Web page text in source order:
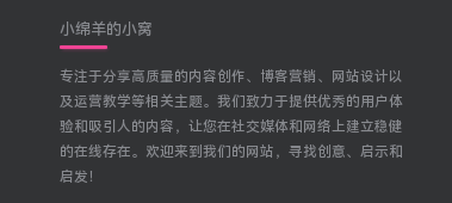
小绵羊的小窝
专注于分享高质量的内容创作、博客营销、网站设计以
及运营教学等相关主题。我们致力于提供优秀的用户体
验和吸引人的内容，让您在社交媒体和网络上建立稳健
的在线存在。欢迎来到我们的网站，寻找创意、启示和
启发！